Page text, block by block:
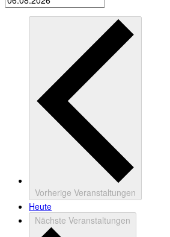
Vorherige Veranstaltungen
Heute
Nächste Veranstaltungen